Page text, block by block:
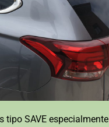
tipo SAVE especialmente